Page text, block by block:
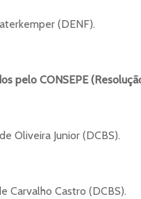
(DENF).
pelo CONSEPE
Oliveira Junior (DCBS).
Carvalho Castro (DCBS).